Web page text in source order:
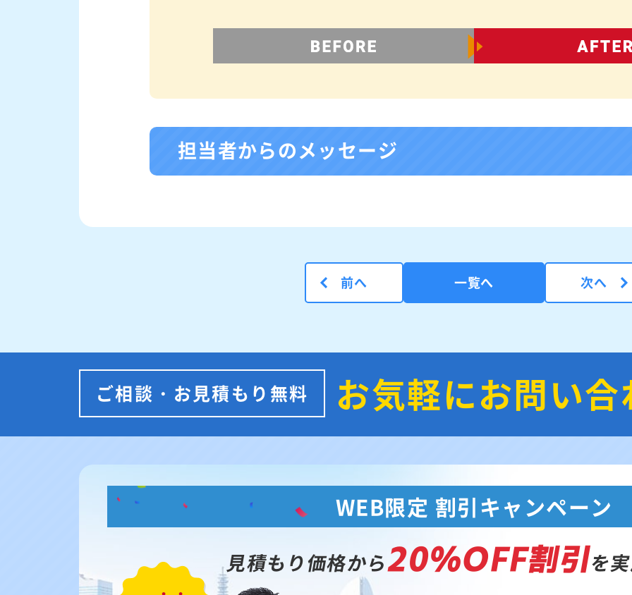
担当者からのメッセージ
前へ 一覧へ 次へ
ご相談・お見積もり無料 お気軽にお問い
WEB限定 割引キャンペーン
見積もり価格から20%OFF割引を